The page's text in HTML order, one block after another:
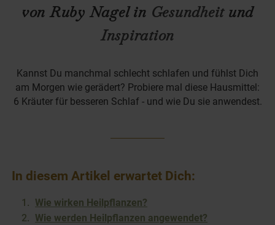
von Ruby Nagel in Gesundheitund
Inspiration
Kannst Du manchmal schlecht schlafen und fühlst Dich
am Morgen wie gerädert? Probiere mal diese Hausmittel:
6 Kräuter für besseren Schlaf - und wie Du sie anwendest.
In diesem Artikel erwartet Dich:
Wie wirken Heilpflanzen?
Wie werden Heilpflanzen angewendet?